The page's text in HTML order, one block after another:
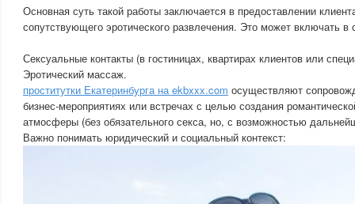
Основная суть такой работы заключается в предоставлении
сопутствующего эротического развлечения. Это может включать в
Сексуальные контакты (в гостиницах, квартирах клиентов или
Эротический массаж.
проститутки Екатеринбурга на ekbxxx.com осуществляют
бизнес-мероприятиях или встречах с целью создания
атмосферы (без обязательного секса, но, с возможностью
Важно понимать юридический и социальный контекст: